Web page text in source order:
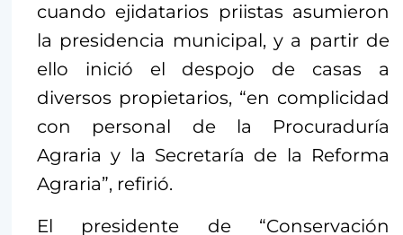
cuando ejidatarios priistas asumieron
la presidencia municipal, y a partir de
ello inició el despojo de casas a
diversos propietarios, “en complicidad
con personal de la Procuraduría
Agraria y la Secretaría de la Reforma
Agraria”, refirió.
El presidente de “Conservación